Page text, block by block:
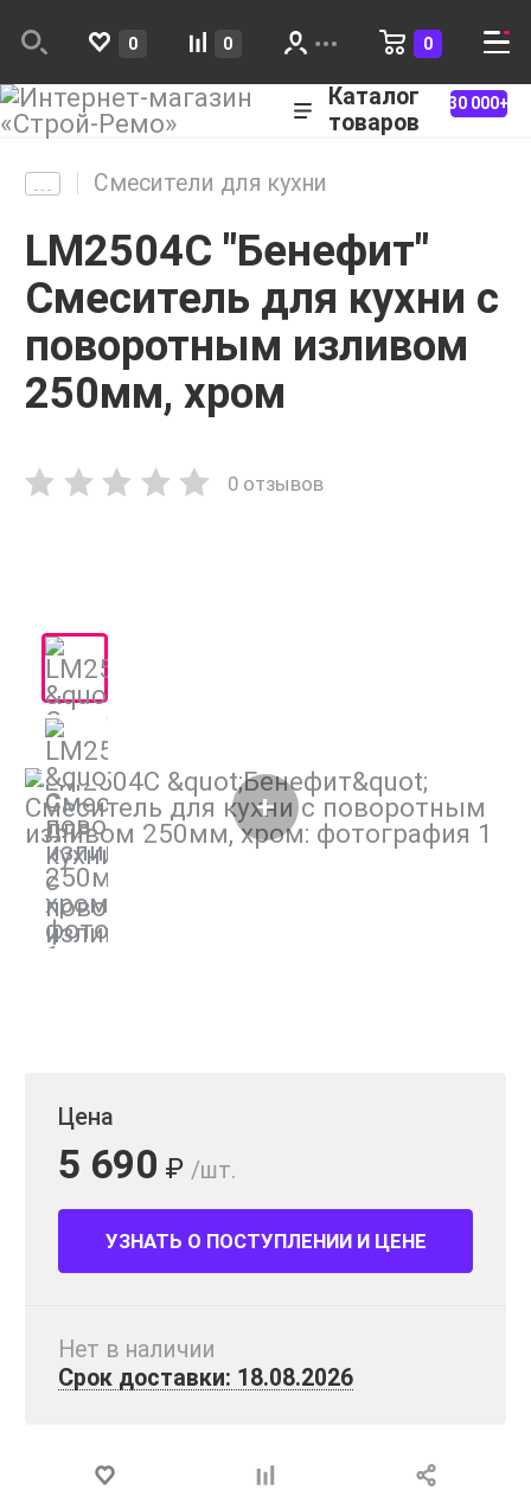
0 0 0
Каталог
товаров
30 000+
Смесители для кухни
LM2504C "Бенефит"
Смеситель для кухни с
поворотным изливом
250мм, хром
0 отзывов
Цена
5 690 ₽ /шт.
УЗНАТЬ О ПОСТУПЛЕНИИ И ЦЕНЕ
Нет в наличии
Срок доставки: 18.08.2026